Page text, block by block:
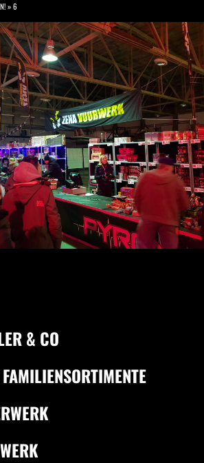
»6
& CO